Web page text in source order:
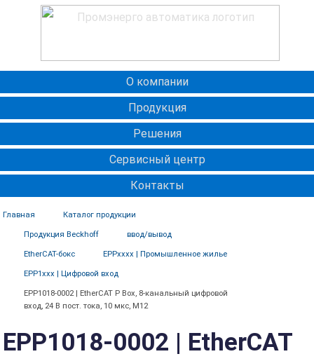
О компании
Продукция
Решения
Сервисный центр
Контакты
Главная Каталог продукции
Продукция Beckhoff ввод/вывод
EtherCAT-бокс EPPxxxx | Промышленное жилье
EPP1xxx | Цифровой вход
EPP1018-0002 | EtherCAT P Box, 8-канальный цифровой
вход, 24 В пост. тока, 10 мкс, M12
EPP1018-0002 | EtherCAT